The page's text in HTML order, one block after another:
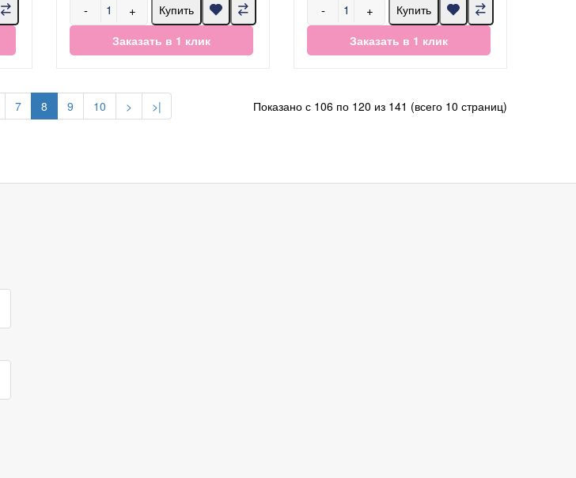
- +
Купить
Заказать в 1 клик
- +
Купить
Заказать в 1 клик
7 8 9 10 > >| Показано с 106 по 120 из 141 (всего 10 страниц)